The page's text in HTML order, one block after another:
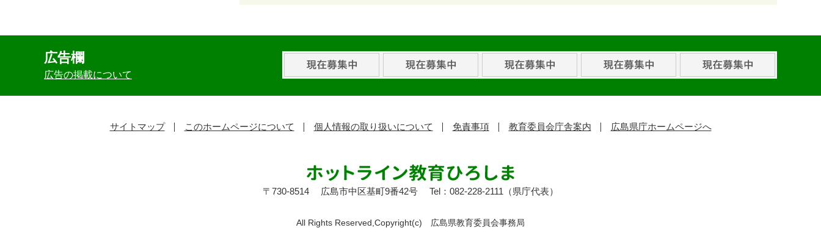
広告欄
広告の掲載について
サイトマップ このホームページについて 個人情報の取り扱いについて 免責事項 教育委員会庁舎案内 広島県庁ホームページへ
〒730-8514 広島市中区基町9番42号 Tel：082-228-2111（県庁代表）
All Rights Reserved,Copyright(c) 広島県教育委員会事務局